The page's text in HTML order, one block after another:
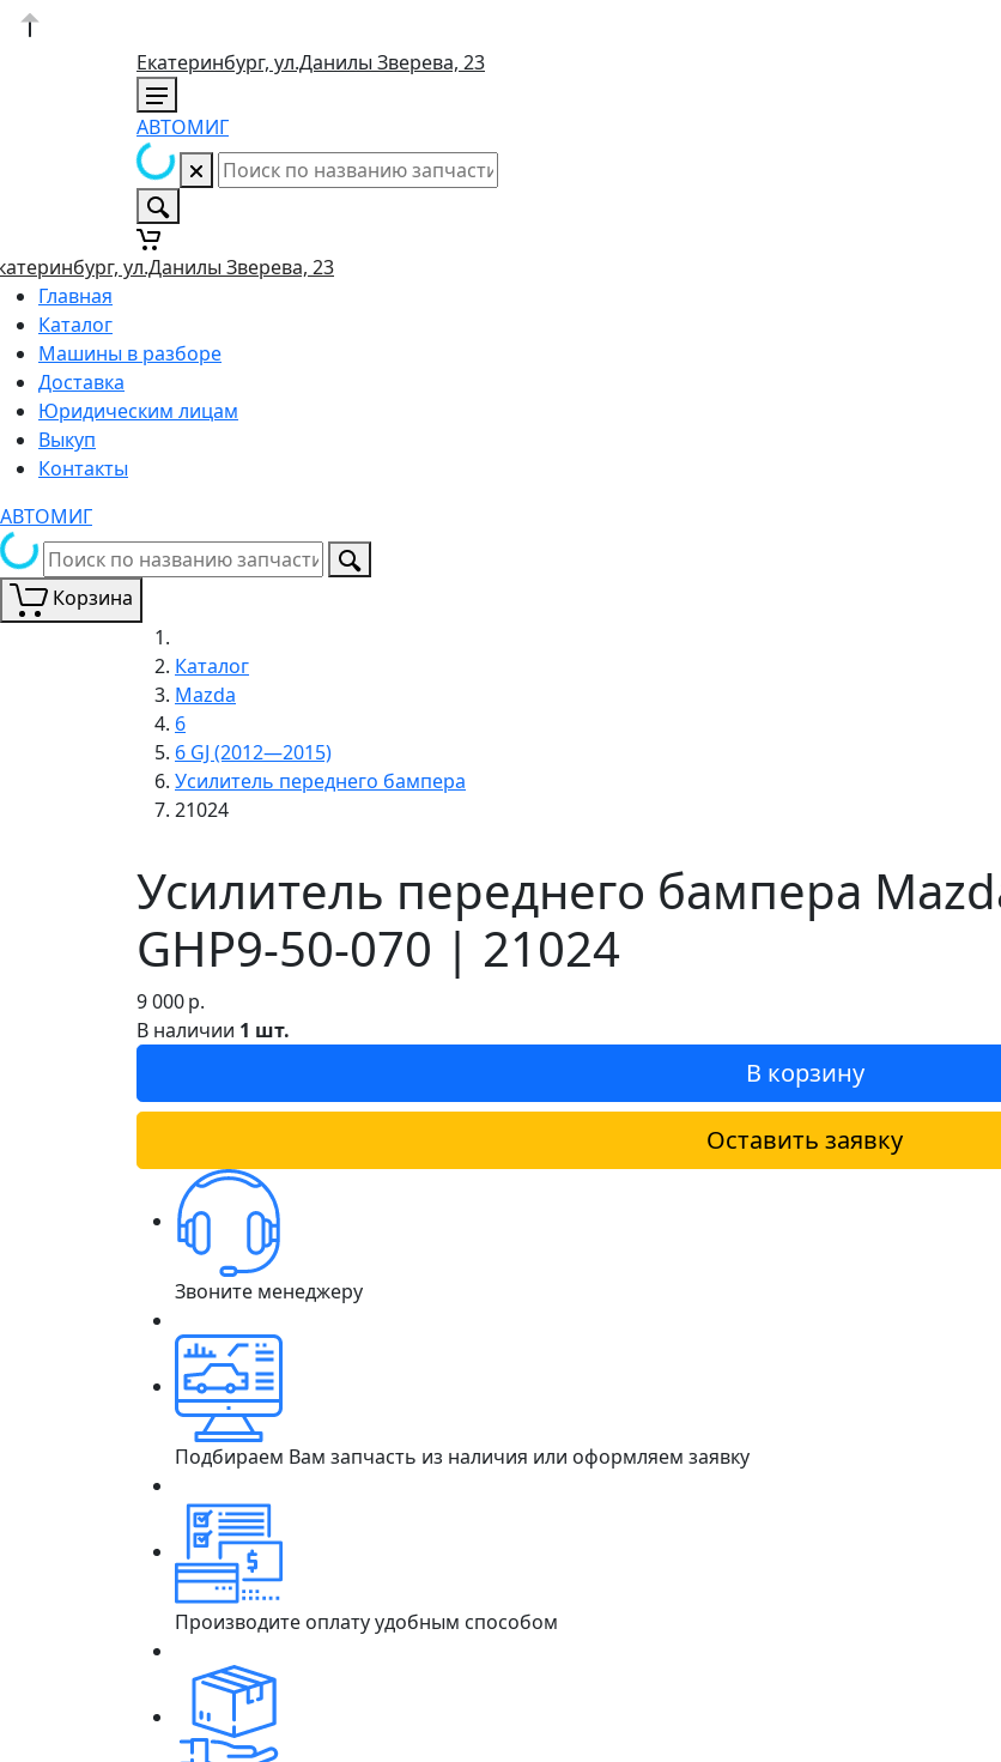
Екатеринбург, ул.Данилы Зверева, 23
АВТОМИГ
ул.Данилы Зверева, 23
Главная
Каталог
Машины в разборе
Доставка
Юридическим лицам
Выкуп
Контакты
АВТОМИГ
Корзина
Каталог
Mazda
6
6 GJ (2012—2015)
Усилитель переднего бампера
21024
Усилитель переднего бампера
GHP9-50-070 | 21024
9 000р.
В наличии 1 шт.
В корзину
Оставить заявку
Звоните менеджеру
Подбираем Вам запчасть из наличия или оформляем заявку
Производите оплату удобным способом